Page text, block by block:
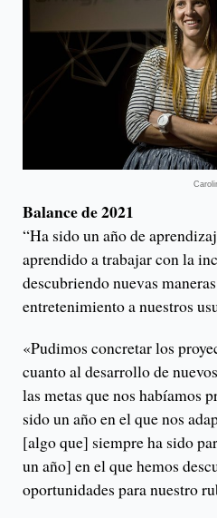
Balance de 2021
“Ha sido un año de
aprendido a trabajar con la
descubriendo nuevas
entretenimiento a nuestros
«Pudimos concretar los
cuanto al desarrollo de
las metas que nos habíamos
sido un año en el que nos
[algo que] siempre ha sido
un año] en el que hemos
oportunidades para nuestro